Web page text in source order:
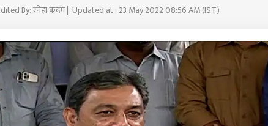
By: स्नेहा कदम | Updated at : 23 May 2022 08:56 AM (IST)